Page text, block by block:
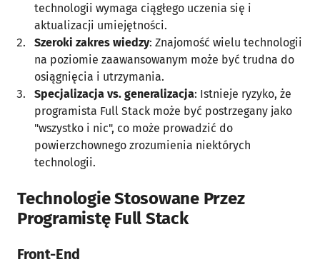
technologii wymaga ciągłego uczenia się i
aktualizacji umiejętności.
Szeroki zakres wiedzy: Znajomość wielu technologii
na poziomie zaawansowanym może być trudna do
osiągnięcia i utrzymania.
Specjalizacja vs. generalizacja: Istnieje ryzyko, że
programista Full Stack może być postrzegany jako
"wszystko i nic", co może prowadzić do
powierzchownego zrozumienia niektórych
technologii.
Technologie Stosowane Przez
Programistę Full Stack
Front-End